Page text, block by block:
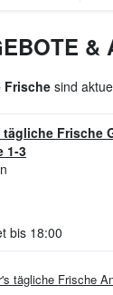
&
Frische sind
tägliche Frische
1-3
bis 18:00
tägliche Frische